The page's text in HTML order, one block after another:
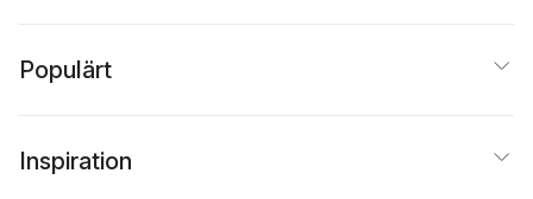
Populärt
Inspiration